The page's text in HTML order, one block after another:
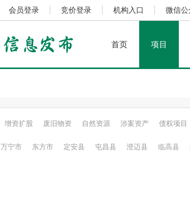
会员登录 竞价登录 机构入口 微信
首页 项目
增资扩股 废旧物资 自然资源 涉案资产 债权项目
万宁市 东方市 定安县 屯昌县 澄迈县 临高县